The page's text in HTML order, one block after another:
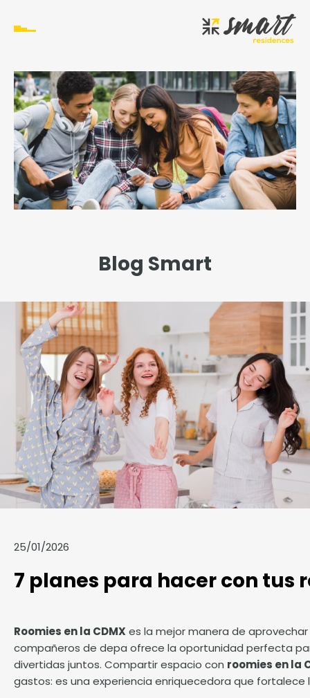
Blog Smart
25/01/2026
7 planes para hacer con tus
Roomies en la CDMX es la mejor manera de
compañeros de depa ofrece la oportunidad perfecta
divertidas juntos. Compartir espacio con roomies en la
gastos: es una experiencia enriquecedora que fortalece